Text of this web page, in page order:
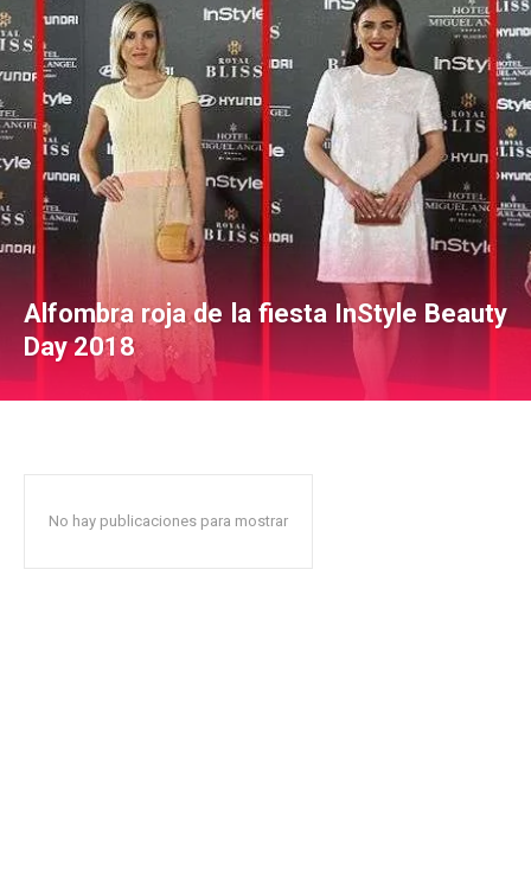
Alfombra roja de la fiesta InStyle Beauty
Day 2018
No hay publicaciones para mostrar